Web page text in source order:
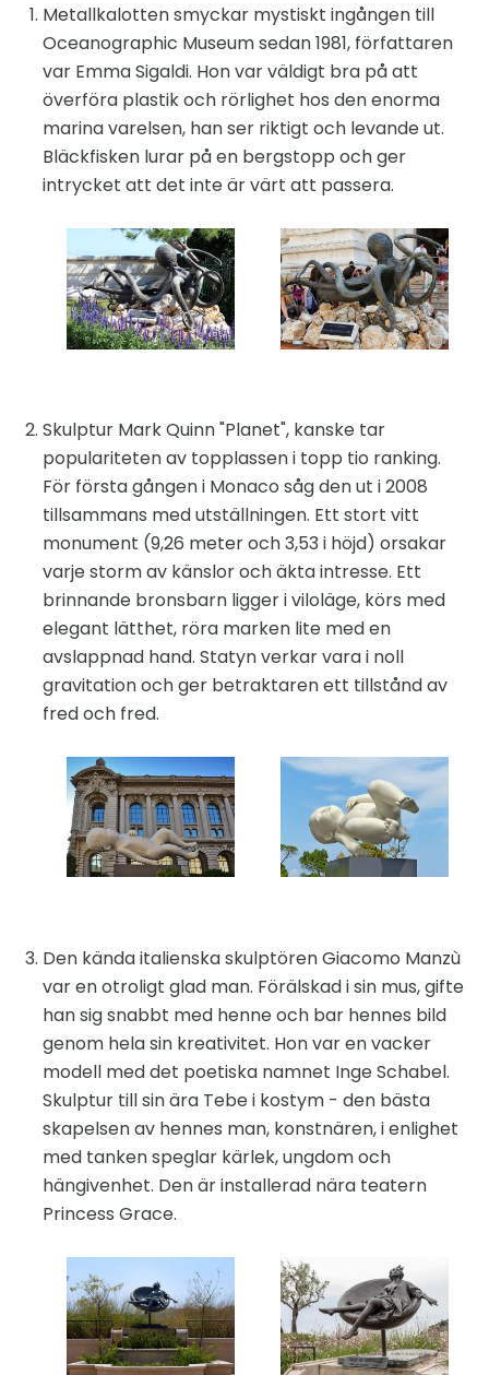
Metallkalotten smyckar mystiskt ingången till
Oceanographic Museum sedan 1981, författaren
var Emma Sigaldi. Hon var väldigt bra på att
överföra plastik och rörlighet hos den enorma
marina varelsen, han ser riktigt och levande ut.
Bläckfisken lurar på en bergstopp och ger
intrycket att det inte är värt att passera.
Skulptur Mark Quinn "Planet", kanske tar
populariteten av topplassen i topp tio ranking.
För första gången i Monaco såg den ut i 2008
tillsammans med utställningen. Ett stort vitt
monument (9,26 meter och 3,53 i höjd) orsakar
varje storm av känslor och äkta intresse. Ett
brinnande bronsbarn ligger i viloläge, körs med
elegant lätthet, röra marken lite med en
avslappnad hand. Statyn verkar vara i noll
gravitation och ger betraktaren ett tillstånd av
fred och fred.
Den kända italienska skulptören Giacomo Manzù
var en otroligt glad man. Förälskad i sin mus, gifte
han sig snabbt med henne och bar hennes bild
genom hela sin kreativitet. Hon var en vacker
modell med det poetiska namnet Inge Schabel.
Skulptur till sin ära Tebe i kostym - den bästa
skapelsen av hennes man, konstnären, i enlighet
med tanken speglar kärlek, ungdom och
hängivenhet. Den är installerad nära teatern
Princess Grace.